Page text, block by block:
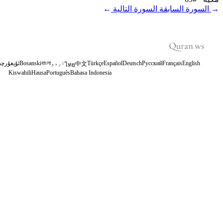
←
السورة السابقة السورة التالية →
English
Français
Русский
Deutsch
Español
Türkçe
中文
ไทยاردوবাংলা
Bosanski
Bahasa Indonesia
Português
Hausa
Kiswahili